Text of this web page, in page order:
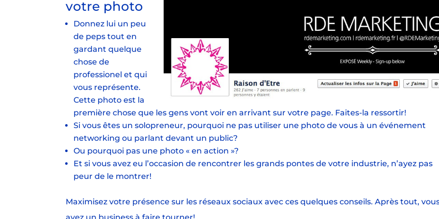
votre photo
Donnez lui un peu
de peps tout en
gardant quelque
chose de
professionel et qui
vous représente.
Cette photo est la
première chose que les gens vont voir en arrivant sur votre page. Faites-la ressortir!
Si vous êtes un solopreneur, pourquoi ne pas utiliser une photo de vous à un événement
networking ou parlant devant un public?
Ou pourquoi pas une photo « en action »?
Et si vous avez eu l’occasion de rencontrer les grands pontes de votre industrie, n’ayez pas
peur de le montrer!
Maximisez votre présence sur les réseaux sociaux avec ces quelques conseils. Après tout,